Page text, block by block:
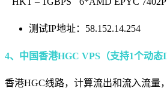
测试IP地址：58.152.14.254
4、中国香港HGC VPS（支持1个动态
香港HGC线路，计算流出和流入流量